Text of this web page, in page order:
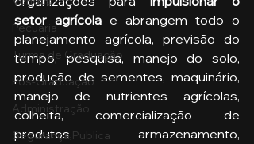
Pecuária
Turma de Graduação
Pós-Graduação
Administração
Segurança Publica
setor agrícola e abrangem todo o
planejamento agrícola, previsão do
tempo, pesquisa, manejo do solo,
produção de sementes, maquinário,
manejo de nutrientes agrícolas,
colheita, comercialização de
produtos, armazenamento,